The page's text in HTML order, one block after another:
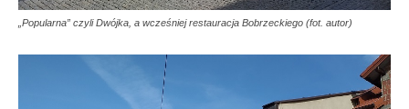
„Popularna” czyli Dwójka, a wcześniej restauracja Bobrzeckiego (fot. autor)